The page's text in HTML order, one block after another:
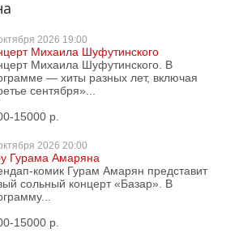
2026 19:00
Михаила Шуфутинского
Михаила Шуфутинского. В
— хиты разных лет, включая
сентября»...
15000 р.
2026 20:00
Гурама Амаряна
комик Гурам Амарян представит
сольный концерт «Базар». В
15000 р.